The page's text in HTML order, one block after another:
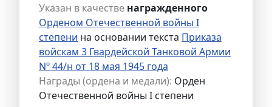
Указан в качестве награжденного
Орденом Отечественной войны I
степени на основании текста Приказа
войскам 3 Гвардейской Танковой Армии
Nº 44/н от 18 мая 1945 года
Награды (ордена и медали): Орден
Отечественной войны I степени